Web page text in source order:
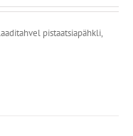
pistaatsiapähkli,